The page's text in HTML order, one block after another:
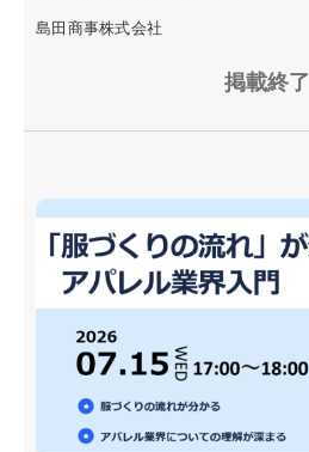
島田商事株式会社
掲載終了